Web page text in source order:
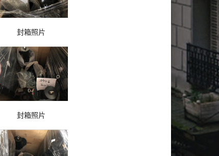
封箱照片
封箱照片